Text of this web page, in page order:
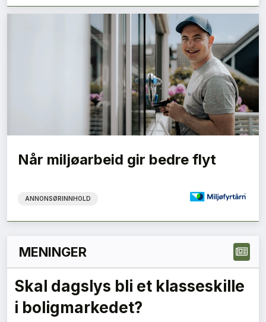
Når miljøarbeid gir bedre flyt
ANNONSØRINNHOLD
MENINGER
Grønne anskaffelser må gi
forutsigbare krav – en